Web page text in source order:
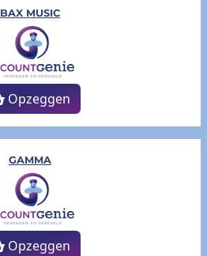
BAX MUSIC
Opzeggen
GAMMA
Opzeggen